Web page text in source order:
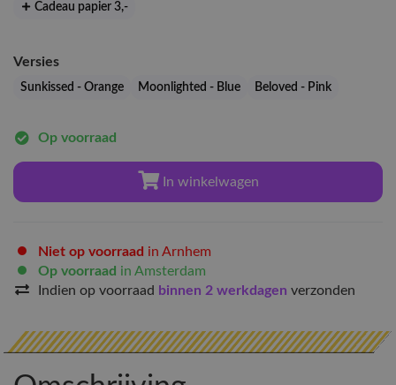
Cadeau papier 3,-
Versies
Sunkissed - Orange Moonlighted - Blue Beloved - Pink
Op voorraad
In winkelwagen
Niet op voorraad in Arnhem
Op voorraad in Amsterdam
Indien op voorraad binnen 2 werkdagen verzonden